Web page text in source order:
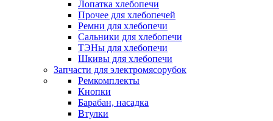
Лопатка хлебопечи
Прочее для хлебопечей
Ремни для хлебопечи
Сальники для хлебопечи
ТЭНы для хлебопечи
Шкивы для хлебопечи
Запчасти для электромясорубок
Ремкомплекты
Кнопки
Барабан, насадка
Втулки